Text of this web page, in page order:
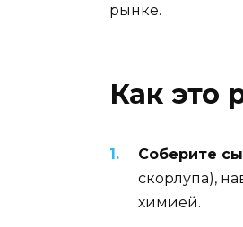
рынке.
Как это
Соберите
скорлупа),
химией.